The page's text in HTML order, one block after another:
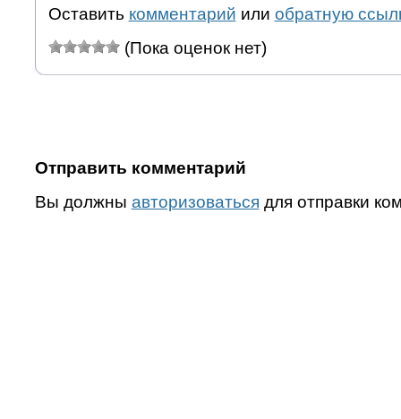
Оставить комментарий или обратную
(Пока оценок нет)
Отправить комментарий
Вы должны авторизоваться для отправки